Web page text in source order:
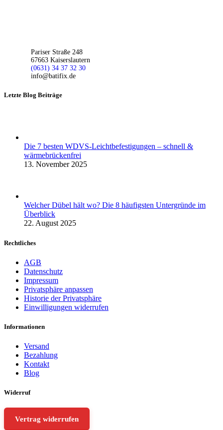
Pariser Straße 248
67663 Kaiserslautern
(0631) 34 37 32 30
info@batifix.de
Letzte Blog Beiträge
Die 7 besten WDVS-Leichtbefestigungen – schnell &
wärmebrückenfrei
13. November 2025
Welcher Dübel hält wo? Die 8 häufigsten Untergründe im
Überblick
22. August 2025
Rechtliches
AGB
Datenschutz
Impressum
Privatsphäre anpassen
Historie der Privatsphäre
Einwilligungen widerrufen
Informationen
Versand
Bezahlung
Kontakt
Blog
Widerruf
Vertrag widerrufen